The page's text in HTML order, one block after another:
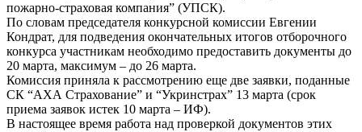
пожарно-страховая компания” (УПСК).
По словам председателя конкурсной комиссии Евгении
Кондрат, для подведения окончательных итогов отборочного
конкурса участникам необходимо предоставить документы до
20 марта, максимум – до 26 марта.
Комиссия приняла к рассмотрению еще две заявки, поданные
СК “АХА Страхование” и “Укринстрах” 13 марта (срок
приема заявок истек 10 марта – ИФ).
В настоящее время работа над проверкой документов этих